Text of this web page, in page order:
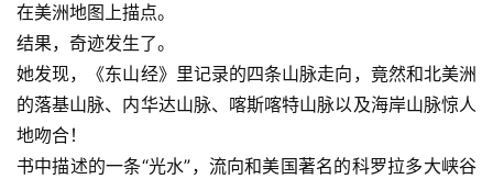
在美洲地图上描点。
结果，奇迹发生了。
她发现，《东山经》里记录的四条山脉走向，竟然和北美洲
的落基山脉、内华达山脉、喀斯喀特山脉以及海岸山脉惊人
地吻合！
书中描述的一条“光水”，流向和美国著名的科罗拉多大峡谷